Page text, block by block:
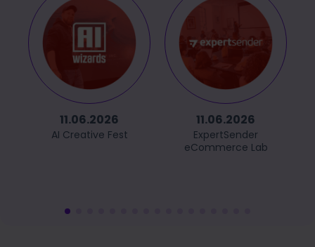
11.06.2026
AI Creative Fest
11.06.2026
ExpertSender
eCommerce Lab